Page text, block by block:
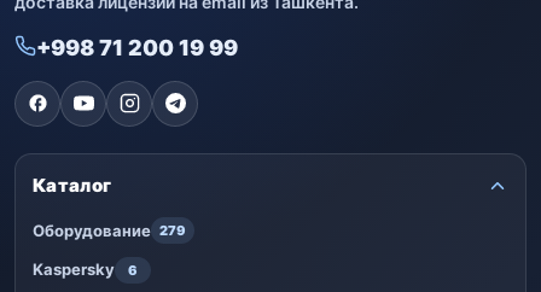
+998 71 200 19 99
Каталог
Оборудование 279
Kaspersky 6